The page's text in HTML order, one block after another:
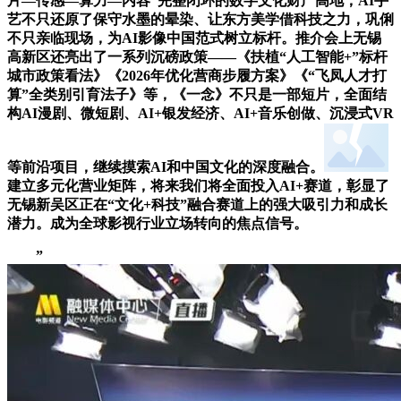
艺不只还原了保守水墨的晕染、让东方美学借科技之力，巩俐
不只亲临现场，为AI影像中国范式树立标杆。推介会上无锡
高新区还亮出了一系列沉磅政策——《扶植“人工智能+”标杆
城市政策看法》《2026年优化营商步履方案》《“飞凤人才打
算”全类别引育法子》等，《一念》不只是一部短片，全面结
构AI漫剧、微短剧、AI+银发经济、AI+音乐创做、沉浸式VR
等前沿项目，继续摸索AI和中国文化的深度融合。
建立多元化营业矩阵，将来我们将全面投入AI+赛道，彰显了
无锡新吴区正在“文化+科技”融合赛道上的强大吸引力和成长
潜力。成为全球影视行业立场转向的焦点信号。
”